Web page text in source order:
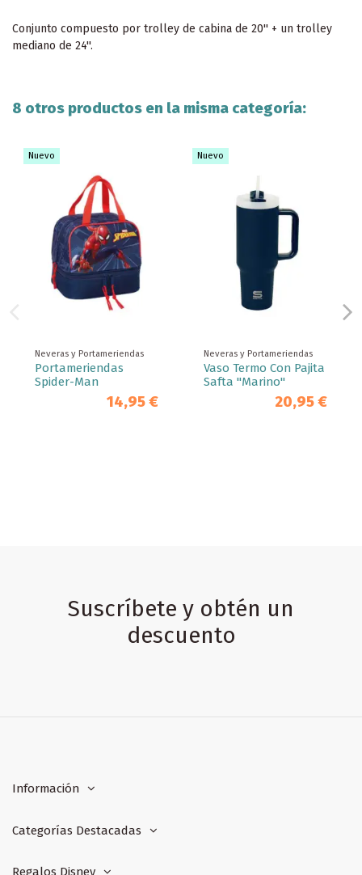
Conjunto compuesto por trolley de cabina de 20'' + un trolley
mediano de 24''.
8 otros productos en la misma categoría:
Nuevo
Neveras y Portameriendas
Portameriendas
Spider-Man
14,95 €
Nuevo
Neveras y Portameriendas
Vaso Termo Con Pajita
Safta "Marino"
20,95 €
Suscríbete y obtén un
descuento
Información
Categorías Destacadas